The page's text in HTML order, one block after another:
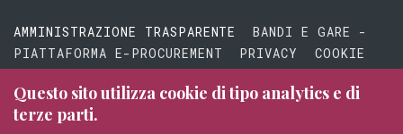
AMMINISTRAZIONE TRASPARENTE
BANDI E GARE -
PIATTAFORMA E-PROCUREMENT
PRIVACY
COOKIE
TERMINI E CONDIZIONI
Questo sito utilizza cookie di tipo analytics e di
terze parti.